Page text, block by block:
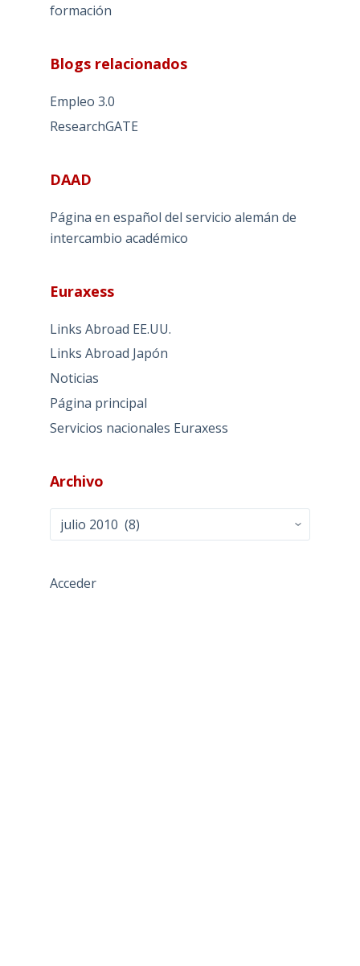
formación
Blogs relacionados
Empleo 3.0
ResearchGATE
DAAD
Página en español del servicio alemán de
intercambio académico
Euraxess
Links Abroad EE.UU.
Links Abroad Japón
Noticias
Página principal
Servicios nacionales Euraxess
Archivo
Archivo
Acceder